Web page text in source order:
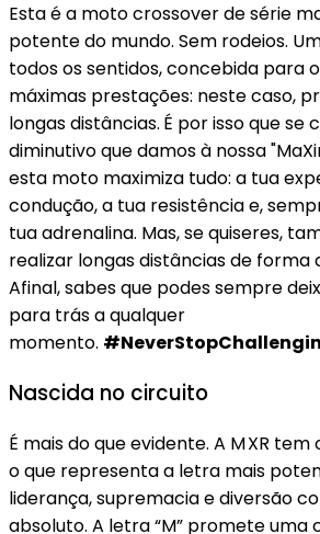
Esta é a moto crossover de série
potente do mundo. Sem rodeios.
todos os sentidos, concebida para
máximas prestações: neste caso,
longas distâncias. É por isso que se
diminutivo que damos à nossa
esta moto maximiza tudo: a tua
condução, a tua resistência e,
tua adrenalina. Mas, se quiseres,
realizar longas distâncias de forma
Afinal, sabes que podes sempre
para trás a qualquer
momento.
Nascida no circuito
É mais do que evidente. A M XR tem
o que representa a letra mais
liderança, supremacia e diversão
absoluto. A letra “M” promete uma